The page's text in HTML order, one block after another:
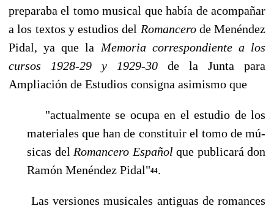
preparaba el tomo musical que había de acompañar
a los textos y estudios del Romancero de Menéndez
Pidal, ya que la Memoria correspondiente a los
cursos 1928-29 y 1929-30 de la Junta para
Ampliación de Estudios consigna asimismo que
"actualmente se ocupa en el estudio de los
materiales que han de constituir el tomo de mú­
sicas del Romancero Español que publicará don
Ramón Menéndez Pidal"44.
Las versiones musicales antiguas de romances